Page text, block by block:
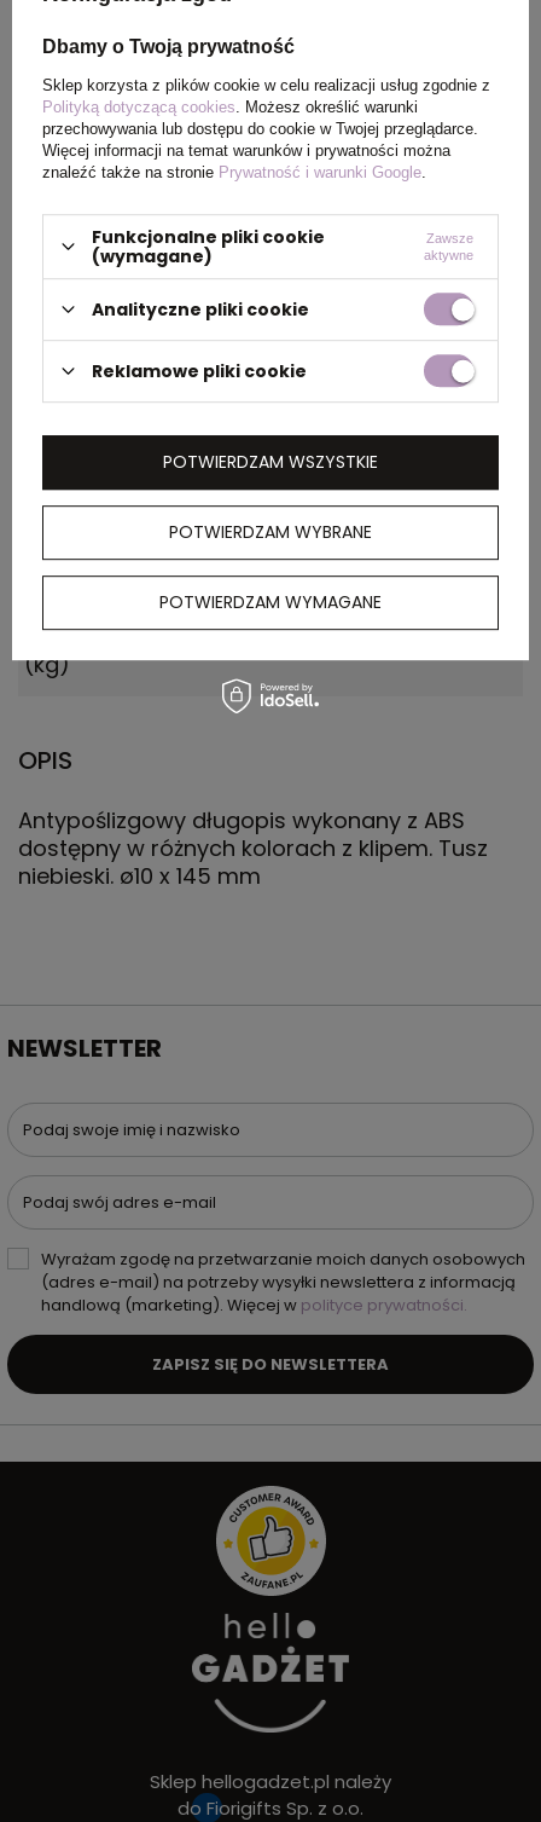
Certyfikat MSDS
Rozmiar ø10 x 145 mm
PAKOWANIE
Wymiary
kartonu
zewnętrznego
(m)
0.450x0.310x0.190
kartonie
wewnętrznym
50
Waga
zewnętrznego
(kg)
9.000
OPIS
Antypoślizgowy długopis wykonany z ABS
dostępny w różnych kolorach z klipem. Tusz
niebieski. ø10 x 145 mm
NEWSLETTER
Podaj swoje imię i nazwisko
Podaj swój adres e-mail
Wyrażam zgodę na przetwarzanie moich danych osobowych
(adres e-mail) na potrzeby wysyłki newslettera z informacją
handlową (marketing). Więcej w polityce prywatności.
ZAPISZ SIĘ DO NEWSLETTERA
Sklep hellogadzet.pl należy
do Fiorigifts Sp. z o.o.
Dbamy o Twoją prywatność
Sklep korzysta z plików cookie w celu realizacji usług zgodnie z
Polityką dotyczącą cookies . Możesz określić warunki
przechowywania lub dostępu do cookie w Twojej przeglądarce.
Więcej informacji na temat warunków i prywatności można
znaleźć także na stronie Prywatność i warunki Google
Funkcjonalne pliki cookie
(wymagane)
Zawsze
aktywne
Analityczne pliki cookie
Reklamowe pliki cookie
POTWIERDZAM WYBRANE
POTWIERDZAM WYMAGANE
POTWIERDZAM WSZYSTKIE